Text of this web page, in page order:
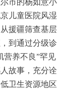
市的杨如意小
儿童医院风湿
援疆筛查基层
到通过分级诊
营养不良”罕见
故事，充分诠
卫生资源地区